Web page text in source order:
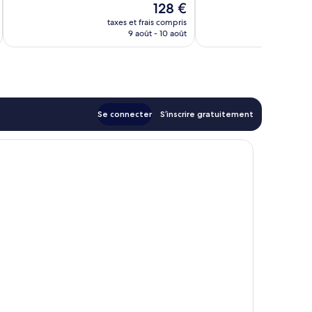
Le
nouveau
prix
128 €
taxes et frais compris
9 août - 10 août
Se connecter S’inscrire gratuitement